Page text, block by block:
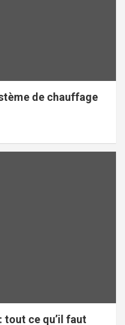
de chauffage
tout ce qu’il faut